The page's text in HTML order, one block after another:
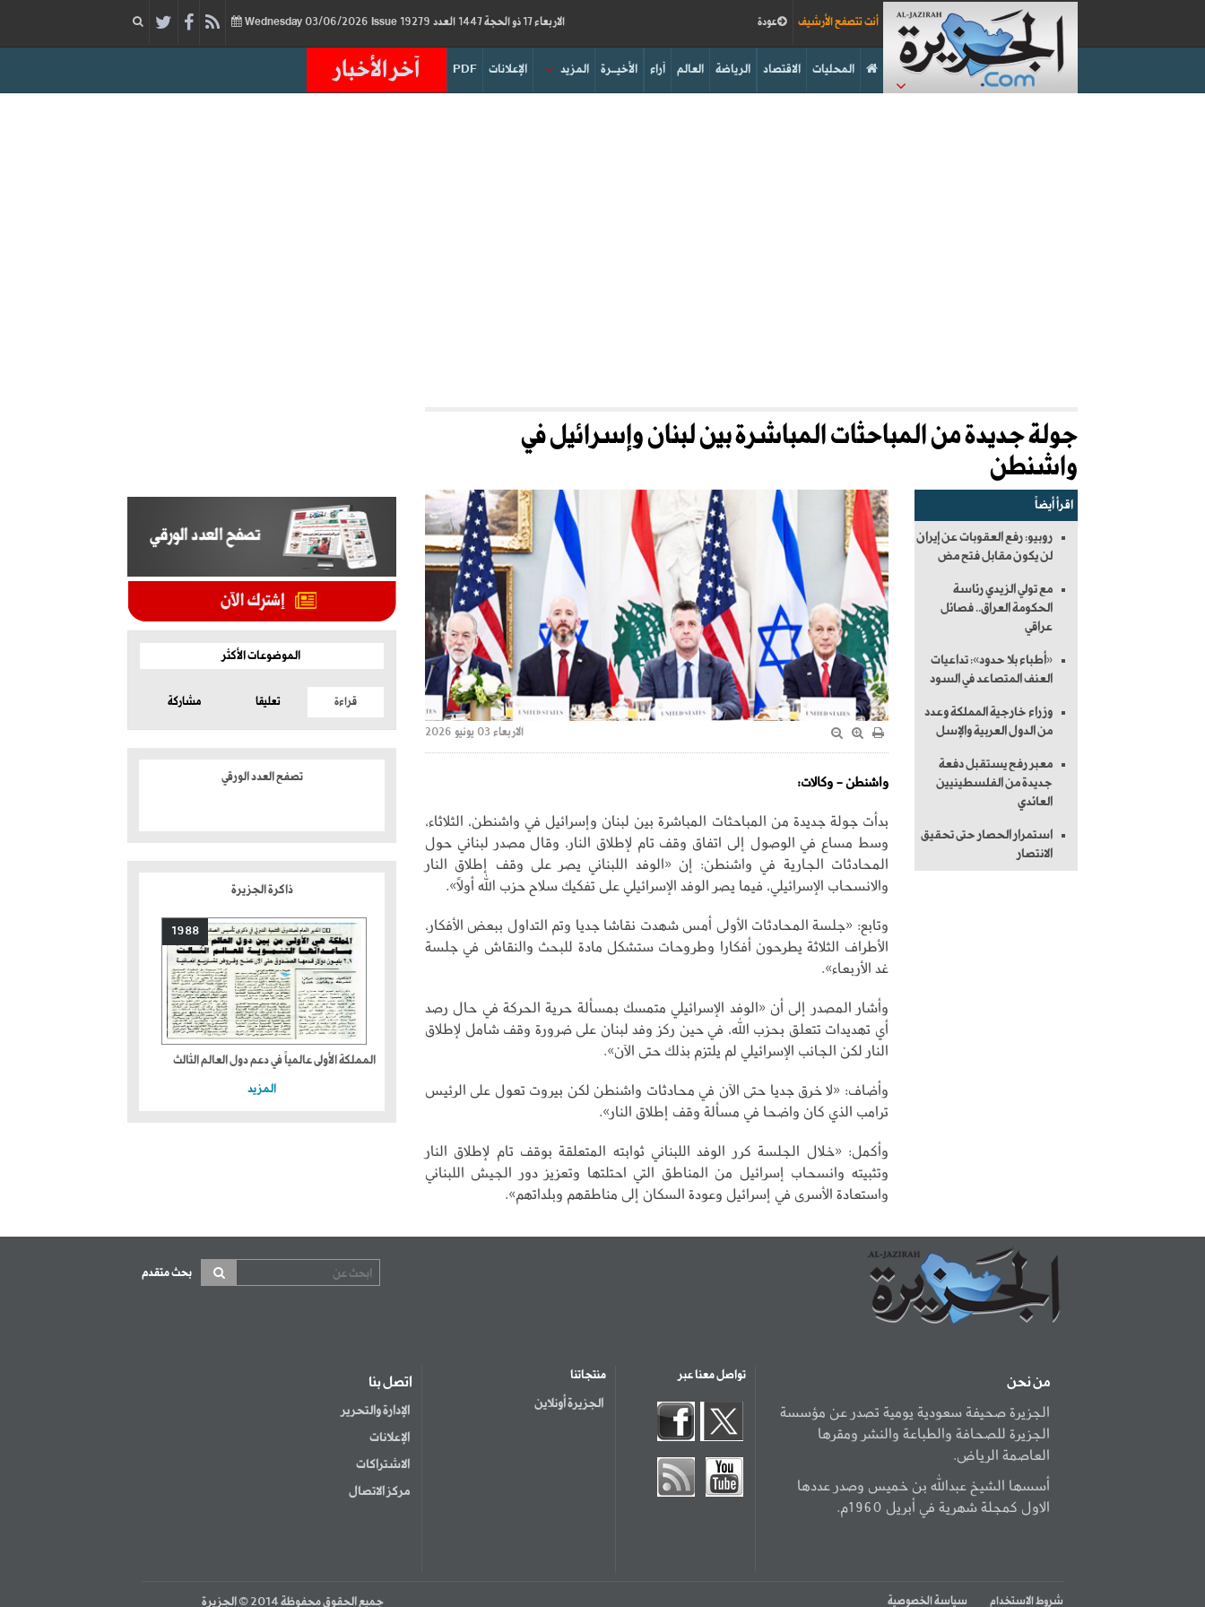
الاربعاء 17 ذو الحجة 1447 العدد 19279 03/06/2026 Issue عودة أنت تتصفح الأرشيف
آخر الأخبار PDF الإعلانات المزيد الأخيــرة آراء العالم الرياضة الاقتصاد المحليات
جولة جديدة من المباحثات المباشرة بين لبنان وإسرائيل في
واشنطن
اقرأ أيضاً
روبيو: رفع العقوبات عن إيران
لن يكون مقابل فتح مض
مع تولي الزيدي رئاسة
الحكومة العراق.. فصائل
عراقي
«أطباء بلا حدود»: تداعيات
العنف المتصاعد في السود
وزراء خارجية المملكة وعدد
من الدول العربية والإسل
معبر رفح يستقبل دفعة
جديدة من الفلسطينيين
العائدي
استمرار الحصار حتى تحقيق
الانتصار
الاربعاء 03 يونيو 2026
واشنطن - وكالات:
بدأت جولة جديدة من المباحثات المباشرة بين لبنان وإسرائيل في واشنطن، الثلاثاء،
وسط مساع في الوصول إلى اتفاق وقف تام لإطلاق النار، وقال مصدر لبناني حول
المحادثات الجارية في واشنطن: إن «الوفد اللبناني يصر على وقف إطلاق النار
والانسحاب الإسرائيلي، فيما يصر الوفد الإسرائيلي على تفكيك سلاح حزب الله أولاً».
وتابع: «جلسة المحادثات الأولى أمس شهدت نقاشا جديا وتم التداول ببعض الأفكار،
الأطراف الثلاثة يطرحون أفكارا وطروحات ستشكل مادة للبحث والنقاش في جلسة
غد الأربعاء».
وأشار المصدر إلى أن «الوفد الإسرائيلي متمسك بمسألة حرية الحركة في حال رصد
أي تهديدات تتعلق بحزب الله، في حين ركز وفد لبنان على ضرورة وقف شامل لإطلاق
النار لكن الجانب الإسرائيلي لم يلتزم بذلك حتى الآن».
وأضاف: «لا خرق جديا حتى الآن في محادثات واشنطن لكن بيروت تعول على الرئيس
ترامب الذي كان واضحا في مسألة وقف إطلاق النار».
وأكمل: «خلال الجلسة كرر الوفد اللبناني ثوابته المتعلقة بوقف تام لإطلاق النار
وتثبيته وانسحاب إسرائيل من المناطق التي احتلتها وتعزيز دور الجيش اللبناني
واستعادة الأسرى في إسرائيل وعودة السكان إلى مناطقهم وبلداتهم».
الموضوعات الأكثر
قراءة تعليقا مشاركة
تصفح العدد الورقي
ذاكرة الجزيرة
1988
المملكة الأولى عالمياً في دعم دول العالم الثالث
المزيد
بحث متقدم
من نحن
الجزيرة صحيفة سعودية يومية تصدر عن مؤسسة
الجزيرة للصحافة والطباعة والنشر ومقرها
العاصمة الرياض.
أسسها الشيخ عبدالله بن خميس وصدر عددها
الاول كمجلة شهرية في أبريل 1960م.
تواصل معنا عبر منتجاتنا
الجزيرة أونلاين
اتصل بنا
الإدارة والتحرير
الإعلانات
الاشتراكات
مركز الاتصال
شروط الاستخدام سياسة الخصوصية جميع الحقوق محفوظة 2014 © الجزيرة